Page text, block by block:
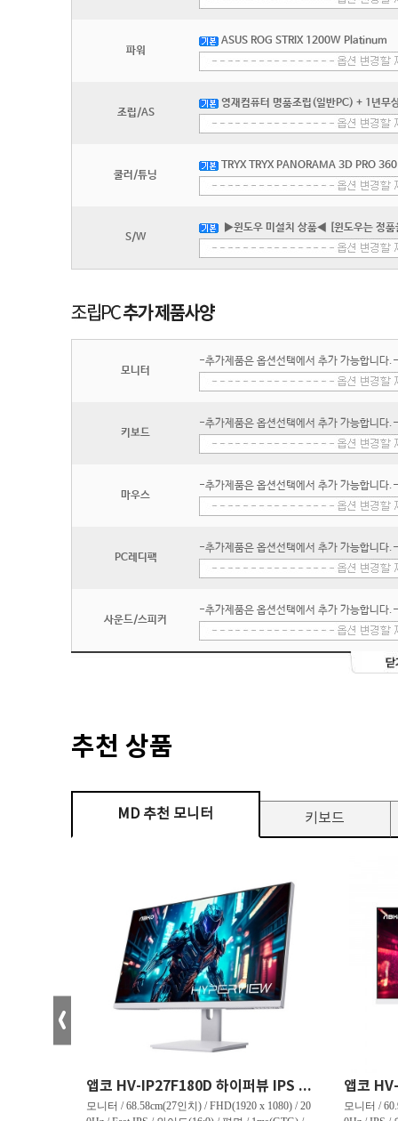
파워
ASUS ROG STRIX 1200W Platinum
조립/AS
영재컴퓨터 명품조립(일반PC) + 1년무
쿨러/튜닝
TRYX TRYX PANORAMA 3D PRO
S/W
▶윈도우 미설치 상품◀ [윈도우는 정
모니터
-추가제품은 옵션선택에서 추가 가능합니다.-
키보드
-추가제품은 옵션선택에서 추가 가능합니다.-
마우스
-추가제품은 옵션선택에서 추가 가능합니다.-
PC레디팩
-추가제품은 옵션선택에서 추가 가능합니다.-
사운드/스피커
-추가제품은 옵션선택에서 추가 가능합니다.-
추천 상품
MD 추천 모니터 키보드
앱코 HV-IP27F180D 하이퍼뷰 IPS FHD 200 HDR 무결점
모니터 / 68.58cm(27인치) / FHD(1920 x 1080) / 20
모니터 /